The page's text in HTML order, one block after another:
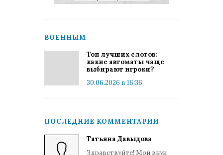
ВОЕННЫМ
Топ лучших слотов:
какие автоматы чаще
выбирают игроки?
30.06.2026 в 16:36
ПОСЛЕДНИЕ КОММЕНТАРИИ
Татьяна Давыдова
Здравствуйте! Мой внук